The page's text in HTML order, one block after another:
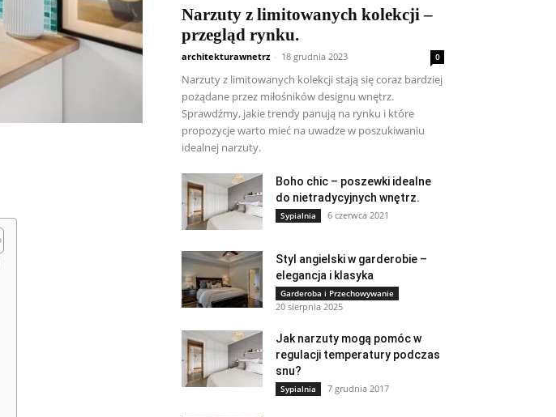
Narzuty z limitowanych kolekcji –
przegląd rynku.
architekturawnetrz - 18 grudnia 2023 0
Narzuty z limitowanych kolekcji stają się coraz bardziej
pożądane przez miłośników designu wnętrz.
Sprawdźmy, jakie trendy panują na rynku i które
propozycje warto mieć na uwadze w poszukiwaniu
idealnej narzuty.
Boho chic – poszewki idealne
do nietradycyjnych wnętrz.
Sypialnia 6 czerwca 2021
Styl angielski w garderobie –
elegancja i klasyka
Garderoba i Przechowywanie
20 sierpnia 2025
Jak narzuty mogą pomóc w
regulacji temperatury podczas
snu?
Sypialnia 7 grudnia 2017